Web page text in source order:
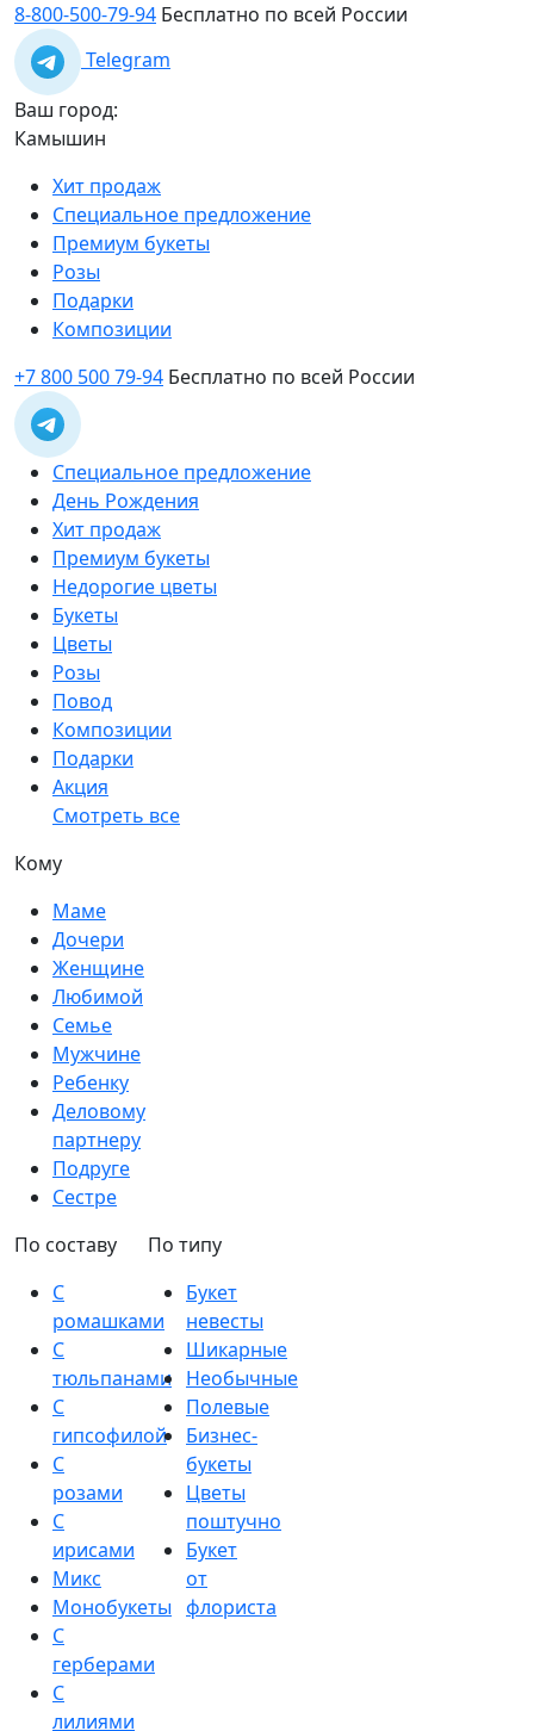
8-800-500-79-94 Бесплатно по всей России
Telegram
Ваш город:
Камышин
Хит продаж
Специальное предложение
Премиум букеты
Розы
Подарки
Композиции
+7 800 500 79-94 Бесплатно по всей России
Специальное предложение
День Рождения
Хит продаж
Премиум букеты
Недорогие цветы
Букеты
Цветы
Розы
Повод
Композиции
Подарки
Акция
Смотреть все
Кому
Маме
Дочери
Женщине
Любимой
Семье
Мужчине
Ребенку
Деловому
партнеру
Подруге
Сестре
По составу
С
ромашками
С
тюльпанами
С
гипсофилой
С
розами
С
ирисами
Микс
Монобукеты
С
герберами
С
лилиями
По типу
Букет
невесты
Шикарные
Необычные
Полевые
Бизнес-
букеты
Цветы
поштучно
Букет
от
флориста